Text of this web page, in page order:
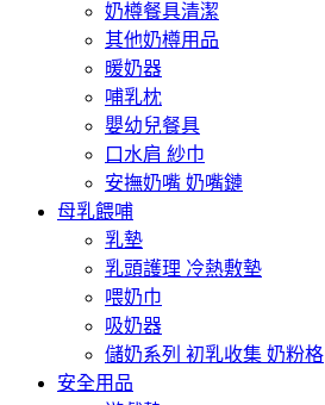
奶樽餐具清潔
其他奶樽用品
暖奶器
哺乳枕
嬰幼兒餐具
口水肩 紗巾
安撫奶嘴 奶嘴鏈
母乳餵哺
乳墊
乳頭護理 冷熱敷墊
喂奶巾
吸奶器
儲奶系列 初乳收集 奶粉格
安全用品